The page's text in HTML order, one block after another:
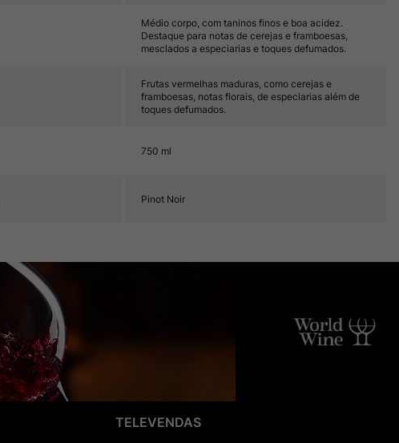
Médio corpo, com taninos finos e boa acidez.
Destaque para notas de cerejas e framboesas,
mesclados a especiarias e toques defumados.
Frutas vermelhas maduras, como cerejas e
framboesas, notas florais, de especiarias além de
toques defumados.
750 ml
Pinot Noir
TELEVENDAS